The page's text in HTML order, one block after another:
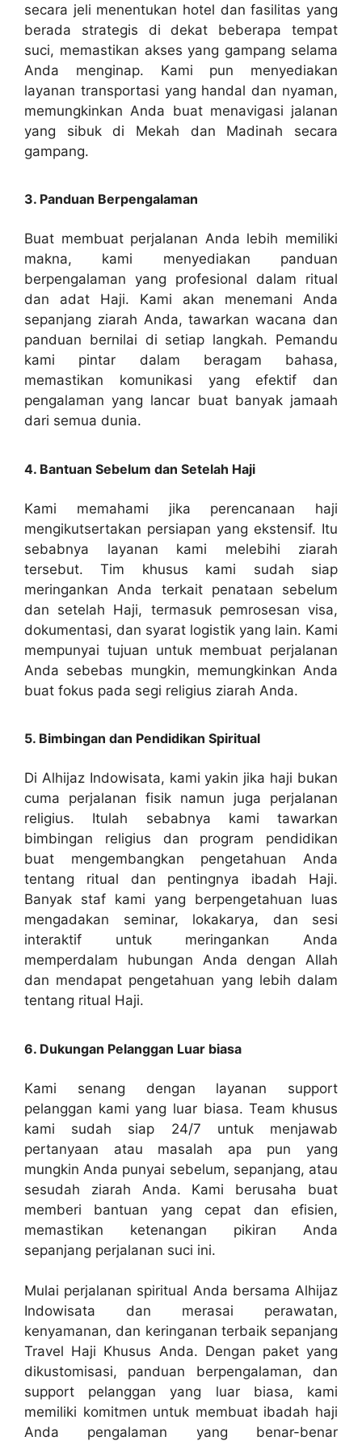
secara jeli menentukan hotel dan fasilitas yang
berada strategis di dekat beberapa tempat
suci, memastikan akses yang gampang selama
Anda menginap. Kami pun menyediakan
layanan transportasi yang handal dan nyaman,
memungkinkan Anda buat menavigasi jalanan
yang sibuk di Mekah dan Madinah secara
gampang.
3. Panduan Berpengalaman
Buat membuat perjalanan Anda lebih memiliki
makna, kami menyediakan panduan
berpengalaman yang profesional dalam ritual
dan adat Haji. Kami akan menemani Anda
sepanjang ziarah Anda, tawarkan wacana dan
panduan bernilai di setiap langkah. Pemandu
kami pintar dalam beragam bahasa,
memastikan komunikasi yang efektif dan
pengalaman yang lancar buat banyak jamaah
dari semua dunia.
4. Bantuan Sebelum dan Setelah Haji
Kami memahami jika perencanaan haji
mengikutsertakan persiapan yang ekstensif. Itu
sebabnya layanan kami melebihi ziarah
tersebut. Tim khusus kami sudah siap
meringankan Anda terkait penataan sebelum
dan setelah Haji, termasuk pemrosesan visa,
dokumentasi, dan syarat logistik yang lain. Kami
mempunyai tujuan untuk membuat perjalanan
Anda sebebas mungkin, memungkinkan Anda
buat fokus pada segi religius ziarah Anda.
5. Bimbingan dan Pendidikan Spiritual
Di Alhijaz Indowisata, kami yakin jika haji bukan
cuma perjalanan fisik namun juga perjalanan
religius. Itulah sebabnya kami tawarkan
bimbingan religius dan program pendidikan
buat mengembangkan pengetahuan Anda
tentang ritual dan pentingnya ibadah Haji.
Banyak staf kami yang berpengetahuan luas
mengadakan seminar, lokakarya, dan sesi
interaktif untuk meringankan Anda
memperdalam hubungan Anda dengan Allah
dan mendapat pengetahuan yang lebih dalam
tentang ritual Haji.
6. Dukungan Pelanggan Luar biasa
Kami senang dengan layanan support
pelanggan kami yang luar biasa. Team khusus
kami sudah siap 24/7 untuk menjawab
pertanyaan atau masalah apa pun yang
mungkin Anda punyai sebelum, sepanjang, atau
sesudah ziarah Anda. Kami berusaha buat
memberi bantuan yang cepat dan efisien,
memastikan ketenangan pikiran Anda
sepanjang perjalanan suci ini.
Mulai perjalanan spiritual Anda bersama Alhijaz
Indowisata dan merasai perawatan,
kenyamanan, dan keringanan terbaik sepanjang
Travel Haji Khusus Anda. Dengan paket yang
dikustomisasi, panduan berpengalaman, dan
support pelanggan yang luar biasa, kami
memiliki komitmen untuk membuat ibadah haji
Anda pengalaman yang benar-benar